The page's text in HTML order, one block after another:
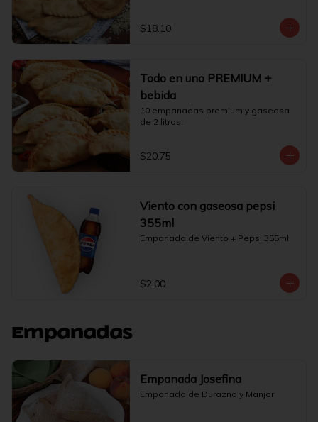
$18.10
Todo en uno PREMIUM +
bebida
10 empanadas premium y gaseosa
de 2 litros.
$20.75
Viento con gaseosa pepsi
355ml
Empanada de Viento + Pepsi 355ml
$2.00
Empanadas
Empanada Josefina
Empanada de Durazno y Manjar